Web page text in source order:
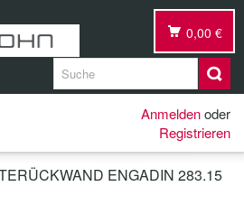
0,00 €
Anmeldenoder
Registrieren
ENGADIN 283.15